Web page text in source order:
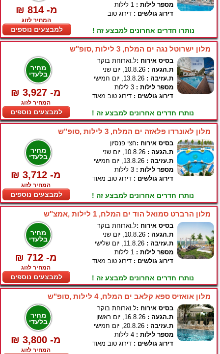
₪ 814 -מ
המחיר לזוג
למבצעים נוספים
מספר לילות :
דירוג גולשים : דירוג טוב
נותרו חדרים אחרונים למבצע זה !
מלון ישרוטל נגה ים המלח, 3 לילות ,סופ"ש
מחיר
בלעדי
₪ 3,927 -מ
המחיר לזוג
למבצעים נוספים
בסיס אירוח :ל.וארוחת בוקר
ת.הגעה :
ת.עזיבה :
מספר לילות :
דירוג גולשים : דירוג טוב מאוד
נותרו חדרים אחרונים למבצע זה !
מלון לאונרדו פלאזה ים המלח, 3 לילות ,סופ"ש
מחיר
בלעדי
₪ 3,712 -מ
המחיר לזוג
למבצעים נוספים
בסיס אירוח :חצי פנסיון
ת.הגעה :
ת.עזיבה :
מספר לילות :
דירוג גולשים : דירוג טוב מאוד
נותרו חדרים אחרונים למבצע זה !
מלון הרברט סמואל הוד ים המלח, 1 לילות ,אמצ"ש
מחיר
בלעדי
₪ 712 -מ
המחיר לזוג
למבצעים נוספים
בסיס אירוח :ל.וארוחת בוקר
ת.הגעה :
ת.עזיבה :
מספר לילות :
דירוג גולשים : דירוג טוב מאוד
נותרו חדרים אחרונים למבצע זה !
מלון אואזיס ספא קלאב ים המלח, 4 לילות ,סופ"ש
מחיר
בלעדי
₪ 3,800 -מ
המחיר לזוג
בסיס אירוח :ל.וארוחת בוקר
ת.הגעה :
ת.עזיבה :
מספר לילות :
דירוג גולשים : דירוג טוב מאוד